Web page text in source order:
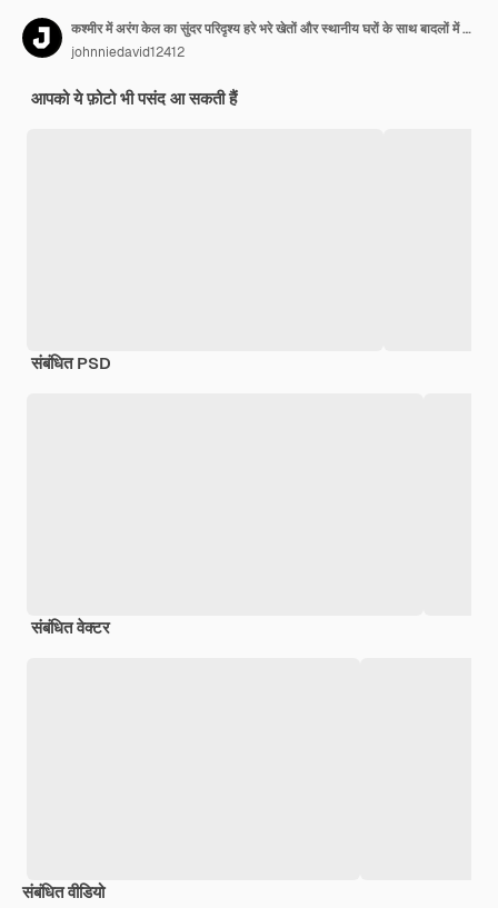
कश्मीर में अरंग केल का सुंदर परिदृश्य हरे भरे खेतों और स्थानीय घरों के साथ बादलों में छिपा हुआ है
johnniedavid12412
आपको ये फ़ोटो भी पसंद आ सकती हैं
संबंधित PSD
संबंधित वेक्टर
संबंधित वीडियो